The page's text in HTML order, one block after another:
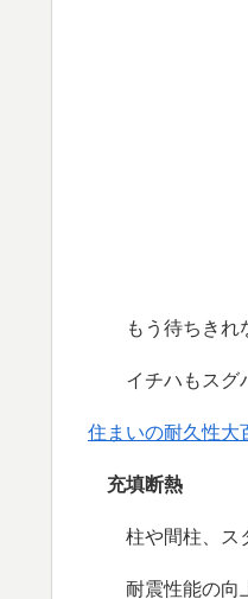
もう待ちきれな
イチハもスグハ
住まいの耐久性大
充填断熱
柱や間柱、スタ
耐震性能の向上